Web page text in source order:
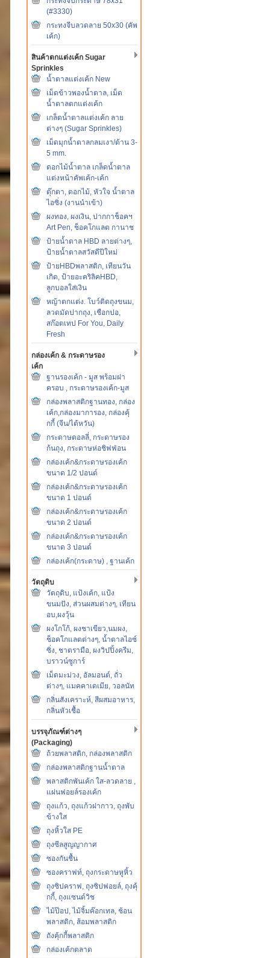
(#3330)
กระทงจีบลวดลาย 50x30 (คัพ
เค้ก)
สินค้าตกแต่งเค้ก Sugar
Sprinkles
น้ำตาลแต่งเค้ก New
เม็ดข้าวพองน้ำตาล, เม็ด
น้ำตาลตกแต่งเค้ก
เกล็ดน้ำตาลแต่งเค้ก ลาย
ต่างๆ (Sugar Sprinkles)
เม็ดมุกน้ำตาลกลมเงา/ด้าน 3-
5 mm.
ดอกไม้น้ำตาล เกล็ดน้ำตาล
แต่งหน้าคัพเค้ก-เค้ก
ตุ๊กตา, ดอกไม้, หัวใจ น้ำตาล
ไอซิ่ง (งานนำเข้า)
ผงทอง, ผงเงิน, ปากกาช็อคฯ
Art Pen, ช็อคโกแลต กานาช
ป้ายน้ำตาล HBD ลายต่างๆ,
ป้ายน้ำตาลสวัสดีปีใหม่
ป้ายHBDพลาสติก, เทียนวัน
เกิด, ป้ายอะคริลิคHBD,
ลูกบอลใส่เงิน
หญ้าตกแต่ง. โบว์ติดถุงขนม,
ลวดมัดปากถุง, เชือกปอ,
สก๊อตเทป For You, Daily
Fresh
กล่องเค้ก & กระดาษรอง
เค้ก
ฐานรองเค้ก - มูส พร้อมฝา
ครอบ , กระดาษรองเค้ก-มูส
กล่องพลาสติกฐานทอง, กล่อง
เค้ก,กล่องมาการอง, กล่องคุ้
กกี้ (จีน/ไต้หวัน)
กระดาษดอลลี่, กระดาษรอง
ก้นถุง, กระดาษห่อชิฟฟ่อน
กล่องเค้ก&กระดาษรองเค้ก
ขนาด 1/2 ปอนด์
กล่องเค้ก&กระดาษรองเค้ก
ขนาด 1 ปอนด์
กล่องเค้ก&กระดาษรองเค้ก
ขนาด 2 ปอนด์
กล่องเค้ก&กระดาษรองเค้ก
ขนาด 3 ปอนด์
กล่องเค้ก(กระดาษ) , ฐานเค้ก
วัตถุดิบ
วัตถุดิบ, แป้งเค้ก, แป้ง
ขนมปัง, ส่วนผสมต่างๆ, เทียน
อบ,ผงวุ้น
ผงโกโก้, ผงชาเขียว,นมผง,
ช็อคโกแลตต่างๆ, น้ำตาลไอซ์
ซิ่ง, ชาตรามือ, ผงวิปปิ้งครีม,
บราวน์ซูการ์
เม็ดมะม่วง, อัลมอนต์, ถั่ว
ต่างๆ, แมคคาเดเมีย, วอลนัท
กลิ่นสังเคราะห์, สีผสมอาหาร,
กลิ่นหัวเชื้อ
บรรจุภัณฑ์ต่างๆ
(Packaging)
ถ้วยพลาสติก, กล่องพลาสติก
กล่องพลาสติกฐานน้ำตาล
พลาสติกพันเค้ก ใส-ลวดลาย ,
แผ่นฟอยล์รองเค้ก
ถุงแก้ว, ถุงแก้วฝากาว, ถุงพับ
ข้างใส
ถุงหิ้วใส PE
ถุงซีลสูญญากาศ
ซองกันชื้น
ซองคราฟท์, ถุงกระดาษหูหิ้ว
ถุงซิปคราฟ, ถุงซิปฟอยล์, ถุงคุ้
กกี้, ถุงแซนด์วิช
ไม้ป๊อป, ไม้จิ้มค๊อกเทล, ช้อน
พลาสติก, ส้อมพลาสติก
ถังคุ้กกี้พลาสติก
กล่องเค้กตลาด